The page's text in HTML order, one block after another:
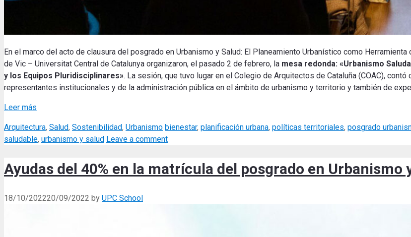
En el marco del acto de clausura del posgrado en Urbanismo y Salud: El Planeamiento Urbanístico como Herramienta
de Vic – Universitat Central de Catalunya organizaron, el pasado 2 de febrero, la mesa redonda: «Urbanismo
y los Equipos Pluridisciplinares». La sesión, que tuvo lugar en el Colegio de Arquitectos de Cataluña (COAC),
representantes institucionales y de la administración pública en el ámbito de urbanismo y territorio y también de
Leer más
Categories
Arquitectura, Salud, Sostenibilidad, Urbanismo Tags
bienestar, planificación urbana, políticas territoriales, posgrado
saludable, urbanismo y salud Leave a comment
Ayudas del 40% en la matrícula del posgrado en Urbanismo
18/10/202220/09/2022 by UPC School